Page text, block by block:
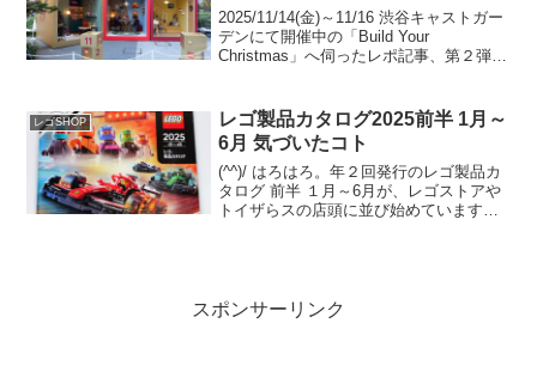
2025/11/14(金)～11/16 渋谷キャストガー
デンにて開催中の「Build Your
Christmas」へ伺ったレポ記事、第２弾で
事レゴショ...
レゴSHOP
レゴ製品カタログ2025前半 1月～
6月 気づいたコト
(^^)/ はろはろ。年２回発行のレゴ製品カ
タログ 前半 １月～6月が、レゴストアや
トイザらスの店頭に並び始めています。
スポンサーリンク